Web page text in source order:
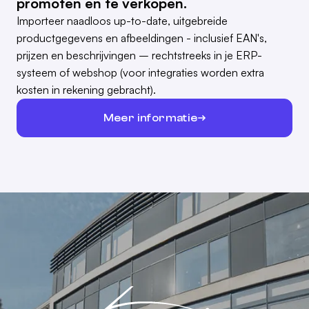
Importeer naadloos up-to-date, uitgebreide
productgegevens en afbeeldingen - inclusief EAN's,
prijzen en beschrijvingen – rechtstreeks in je ERP-
systeem of webshop (voor integraties worden extra
kosten in rekening gebracht).
Meer informatie